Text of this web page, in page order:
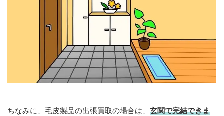
ちなみに、毛皮製品の出張買取の場合は、 玄関で完結できま